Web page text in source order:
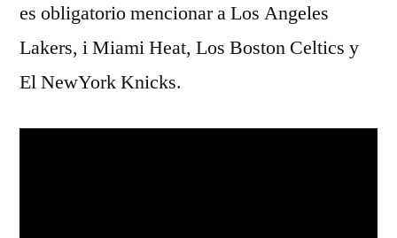
es obligatorio mencionar a Los Angeles
Lakers, i Miami Heat, Los Boston Celtics y
El NewYork Knicks.